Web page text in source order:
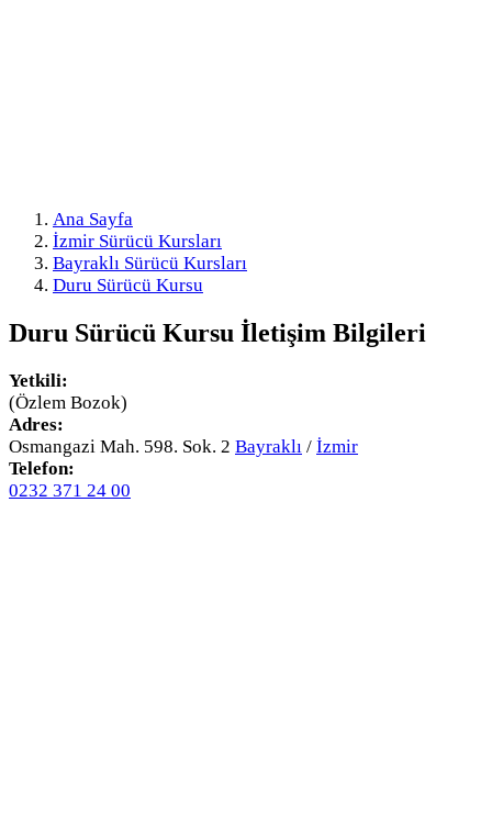
Ana Sayfa
İzmir Sürücü Kursları
Bayraklı Sürücü Kursları
Duru Sürücü Kursu
Duru Sürücü Kursu İletişim Bilgileri
Yetkili:
(Özlem Bozok)
Adres:
Osmangazi Mah. 598. Sok. 2 Bayraklı / İzmir
Telefon:
0232 371 24 00